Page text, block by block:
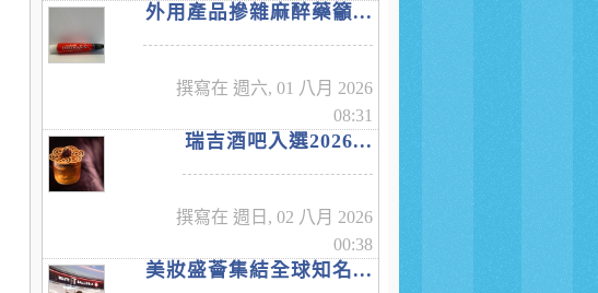
外用產品摻雜麻醉藥籲...
撰寫在 週六, 01 八月 2026
08:31
瑞吉酒吧入選2026...
撰寫在 週日, 02 八月 2026
00:38
美妝盛薈集結全球知名...